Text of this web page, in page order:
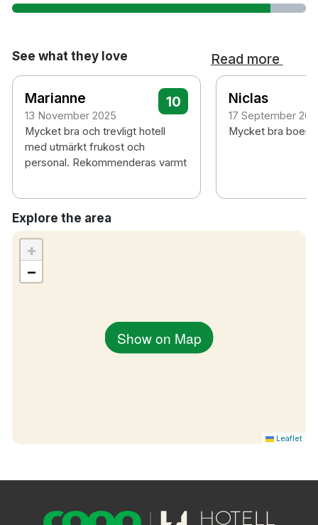
See what they love Read more
Marianne
13 November 2025
10
Mycket bra och trevligt hotell
med utmärkt frukost och
personal. Rekommenderas varmt
Niclas
17 September
Mycket bra
Explore the area
Show on Map
+
−
Leaflet